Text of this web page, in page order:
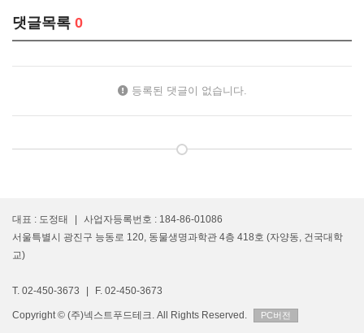
댓글목록 0
등록된 댓글이 없습니다.
대표 : 도정태
사업자등록번호 : 184-86-01086
서울특별시 광진구 능동로 120, 동물생명과학관 4층 418호 (자양동, 건국대학
교)
T. 02-450-3673 F. 02-450-3673
Copyright © (주)넥스트푸드테크. All Rights Reserved. PC버전